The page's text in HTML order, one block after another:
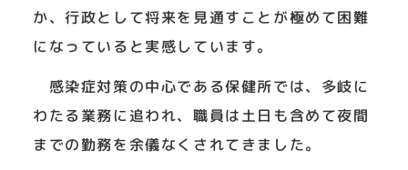
か、行政として将来を見通すことが極めて困難
になっていると実感しています。
感染症対策の中心である保健所では、多岐に
わたる業務に追われ、職員は土日も含めて夜間
までの勤務を余儀なくされてきました。